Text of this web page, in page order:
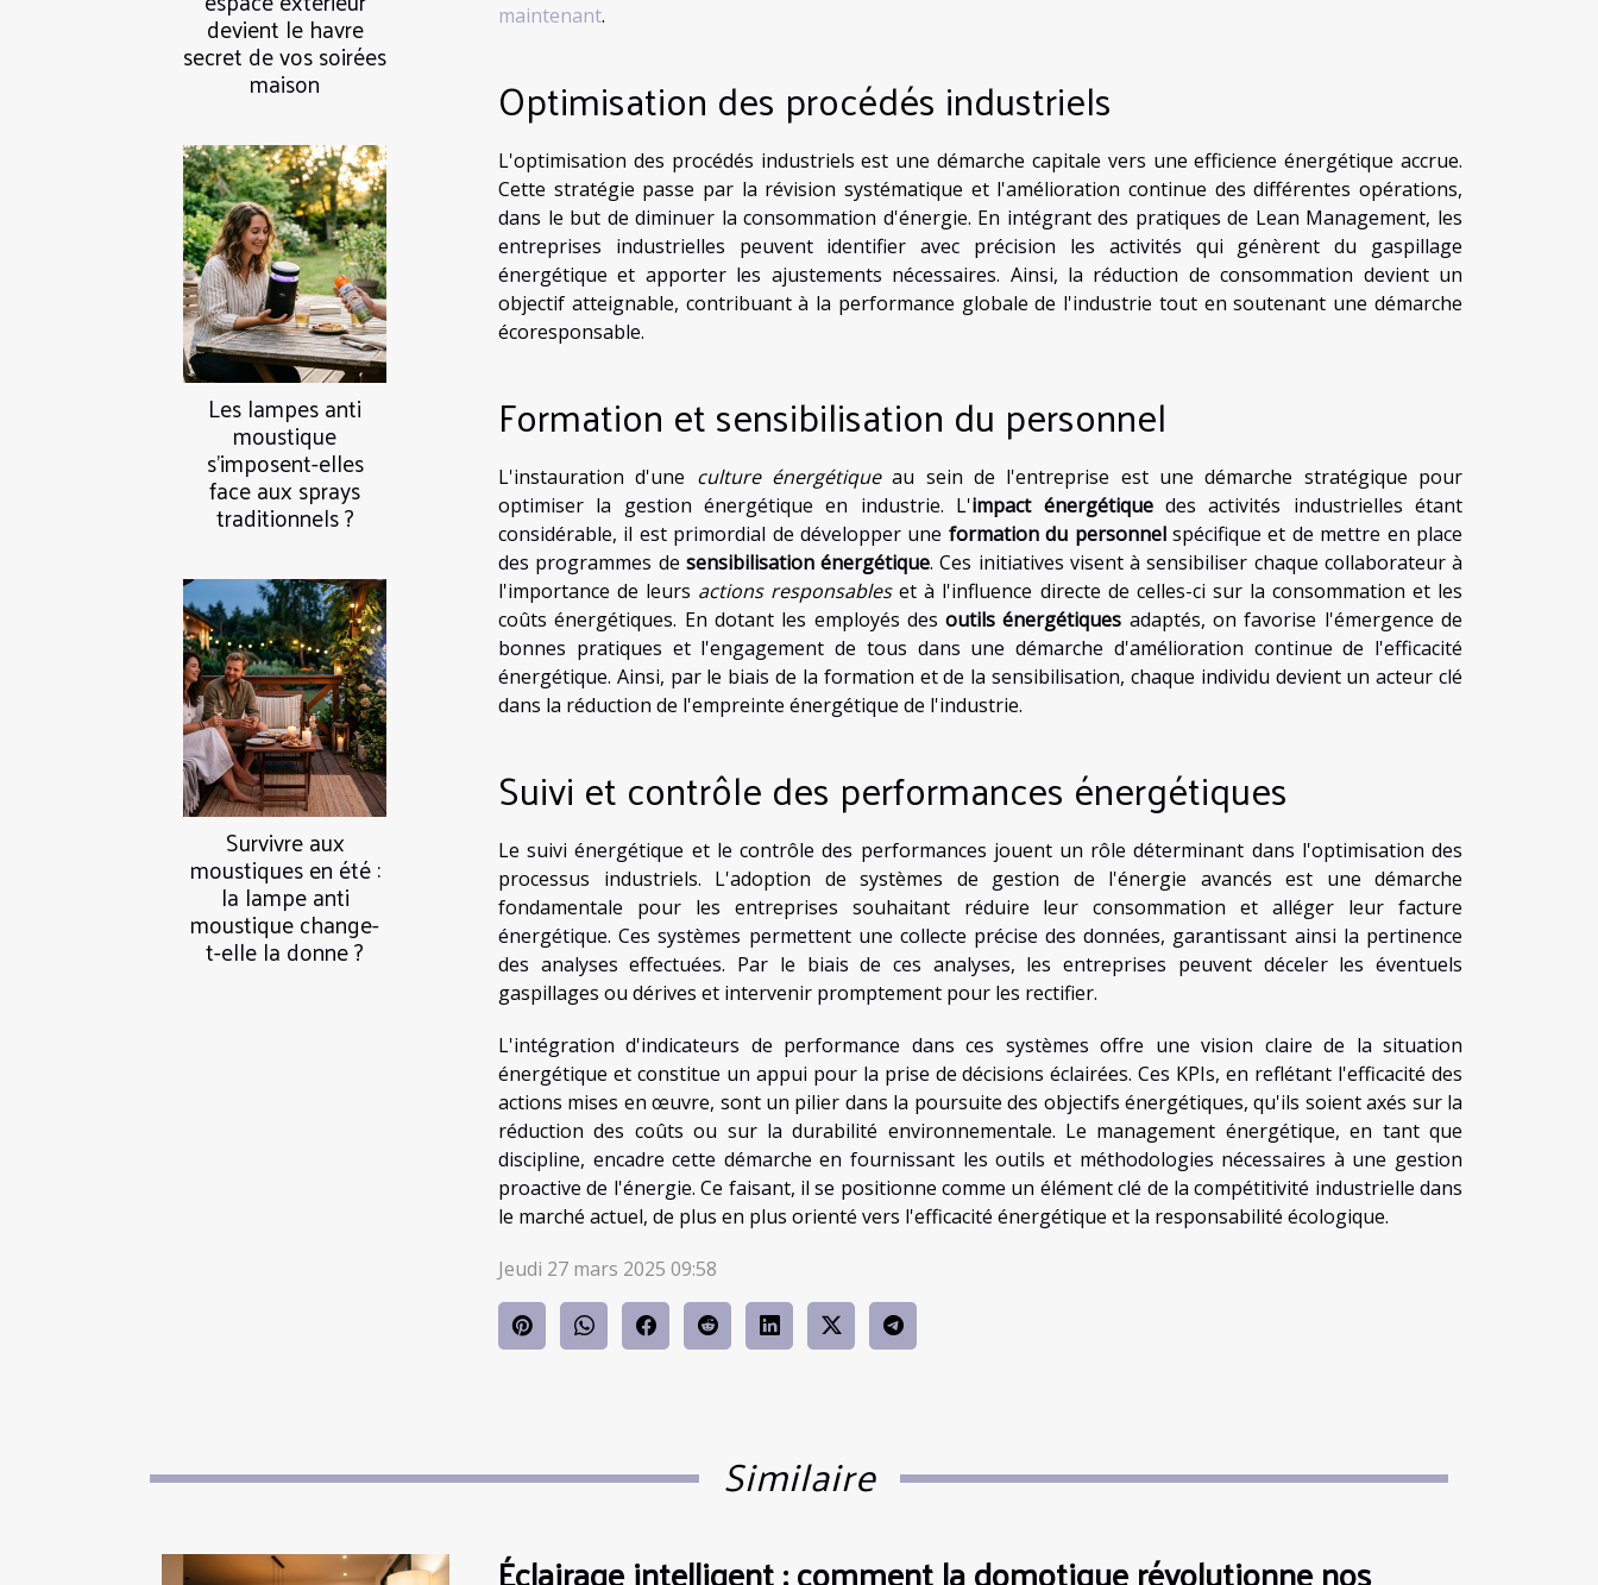
devient le havre
secret de vos soirées
maison
Les lampes anti
moustique
s’imposent-elles
face aux sprays
traditionnels ?
Survivre aux
moustiques en été :
la lampe anti
moustique change-
t-elle la donne ?
maintenant.
Optimisation des procédés industriels
L'optimisation des procédés industriels est une démarche capitale vers une efficience énergétique accrue.
Cette stratégie passe par la révision systématique et l'amélioration continue des différentes opérations,
dans le but de diminuer la consommation d'énergie. En intégrant des pratiques de Lean Management, les
entreprises industrielles peuvent identifier avec précision les activités qui génèrent du gaspillage
énergétique et apporter les ajustements nécessaires. Ainsi, la réduction de consommation devient un
objectif atteignable, contribuant à la performance globale de l'industrie tout en soutenant une démarche
écoresponsable.
Formation et sensibilisation du personnel
L'instauration d'une culture énergétiqueau sein de l'entreprise est une démarche stratégique pour
optimiser la gestion énergétique en industrie. L'impact énergétiquedes activités industrielles étant
considérable, il est primordial de développer une formation du personnelspécifique et de mettre en place
des programmes de sensibilisation énergétique. Ces initiatives visent à sensibiliser chaque collaborateur à
l'importance de leurs actions responsableset à l'influence directe de celles-ci sur la consommation et les
coûts énergétiques. En dotant les employés desoutils énergétiques adaptés, on favorise l'émergence de
bonnes pratiques et l'engagement de tous dans une démarche d'amélioration continue de l'efficacité
énergétique. Ainsi, par le biais de la formation et de la sensibilisation, chaque individu devient un acteur clé
dans la réduction de l'empreinte énergétique de l'industrie.
Suivi et contrôle des performances énergétiques
Le suivi énergétique et le contrôle des performances jouent un rôle déterminant dans l'optimisation des
processus industriels. L'adoption de systèmes de gestion de l'énergie avancés est une démarche
fondamentale pour les entreprises souhaitant réduire leur consommation et alléger leur facture
énergétique. Ces systèmes permettent une collecte précise des données, garantissant ainsi la pertinence
des analyses effectuées. Par le biais de ces analyses, les entreprises peuvent déceler les éventuels
gaspillages ou dérives et intervenir promptement pour les rectifier.
L'intégration d'indicateurs de performance dans ces systèmes offre une vision claire de la situation
énergétique et constitue un appui pour la prise de décisions éclairées. Ces KPIs, en reflétant l'efficacité des
actions mises en œuvre, sont un pilier dans la poursuite des objectifs énergétiques, qu'ils soient axés sur la
réduction des coûts ou sur la durabilité environnementale. Le management énergétique, en tant que
discipline, encadre cette démarche en fournissant les outils et méthodologies nécessaires à une gestion
proactive de l'énergie. Ce faisant, il se positionne comme un élément clé de la compétitivité industrielle dans
le marché actuel, de plus en plus orienté vers l'efficacité énergétique et la responsabilité écologique.
Jeudi 27 mars 2025 09:58
Similaire